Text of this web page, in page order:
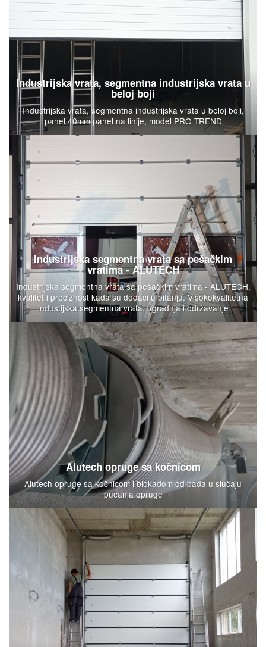
Industrijska vrata, segmentna industrijska vrata u
beloj boji
Industrijska vrata, segmentna industrijska vrata u beloj boji,
panel 40mm panel na linije, model PRO TREND
Industrijska segmentna vrata sa pešačkim
vratima - ALUTECH
Industrijska segmentna vrata sa pešačkim vratima - ALUTECH,
kvalitet i preciznost kada su dodaci u pitanju. Visokokvalitetna
industijska segmentna vrata, ugradnja i održavanje
Alutech opruge sa kočnicom
Alutech opruge sa kočnicom i blokadom od pada u slučaju
pucanja opruge